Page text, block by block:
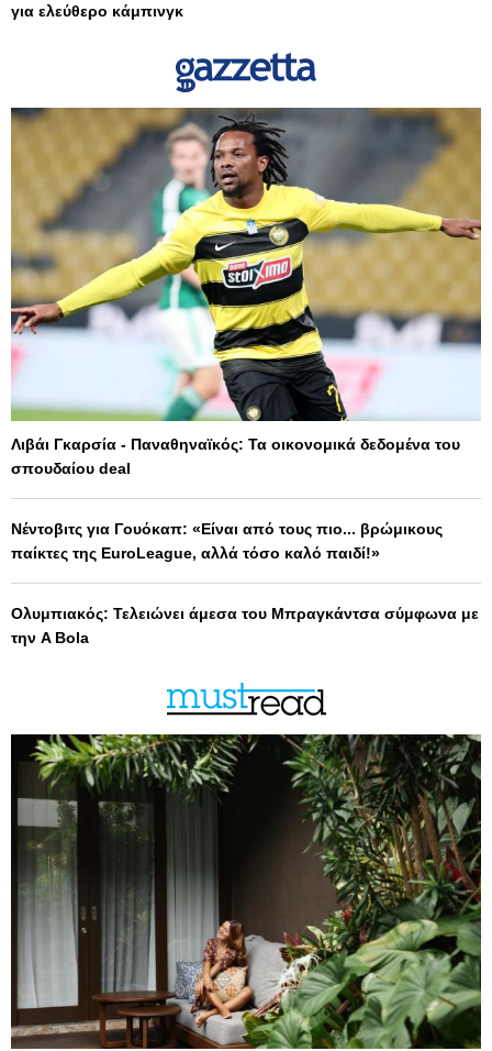
για ελεύθερο κάμπινγκ
Λιβάι Γκαρσία - Παναθηναϊκός: Τα οικονομικά δεδομένα του
σπουδαίου deal
Νέντοβιτς για Γουόκαπ: «Είναι από τους πιο... βρώμικους
παίκτες της EuroLeague, αλλά τόσο καλό παιδί!»
Ολυμπιακός: Τελειώνει άμεσα του Μπραγκάντσα σύμφωνα με
την A Bola